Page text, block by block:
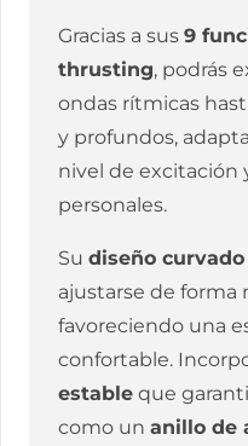
Gracias a sus 9
thrusting, podrás
ondas rítmicas
y profundos,
nivel de excitación
personales.
Su diseño curvado
ajustarse de forma
favoreciendo una
confortable.
estable que
como un anillo de